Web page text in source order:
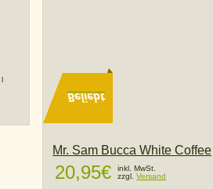
l
Beliebt
Mr. Sam Bucca White Coffee
20,95€
inkl. MwSt.
zzgl.Versand